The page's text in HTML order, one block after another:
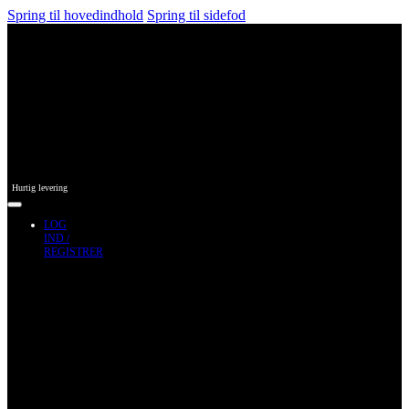
Spring til hovedindhold Spring til sidefod
Hurtig levering
LOG
IND /
REGISTRER